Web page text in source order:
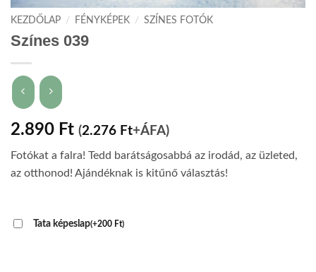
KEZDŐLAP / FÉNYKÉPEK / SZÍNES FOTÓK
Színes 039
2.890 Ft (2.276 Ft+ÁFA)
Fotókat a falra! Tedd barátságosabbá az irodád, az üzleted,
az otthonod! Ajándéknak is kitűnő választás!
Tata képeslap(+200 Ft)